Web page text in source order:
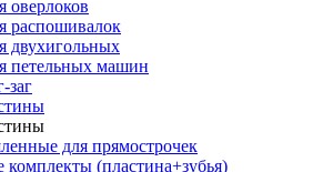
оверлоков
распошивалок
двухигольных
петельных машин
заг
для прямострочек
(пластина+зубья)